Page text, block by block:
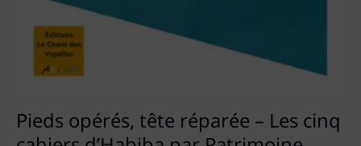
Pieds opérés, tête réparée – Les cinq